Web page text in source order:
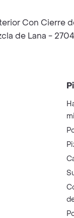
Con Cierre
de Lana -
mi